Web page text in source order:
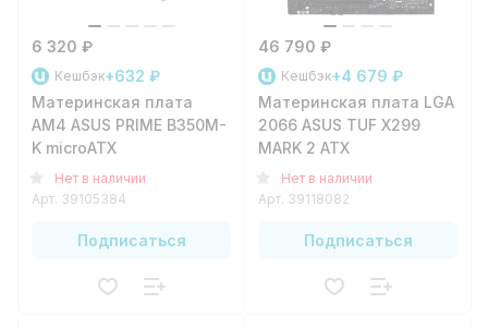
6 320 ₽
Кешбэк+632 ₽
Материнская плата
AM4 ASUS PRIME B350M-
K microATX
Нет в наличии
Арт. 39105384
Подписаться
46 790 ₽
Кешбэк+4 679 ₽
Материнская плата LGA
2066 ASUS TUF X299
MARK 2 ATX
Нет в наличии
Арт. 39118082
Подписаться